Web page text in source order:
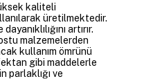
kaliteli
üretilmektedir.
artırır.
malzemelerden
kullanım ömrünü
gibi maddelerle
parlaklığı ve